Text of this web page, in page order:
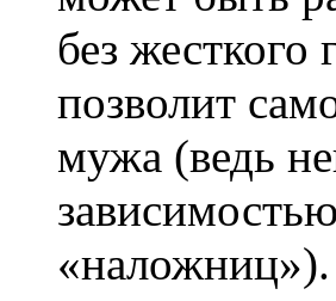
без жесткого
позволит
мужа (ведь